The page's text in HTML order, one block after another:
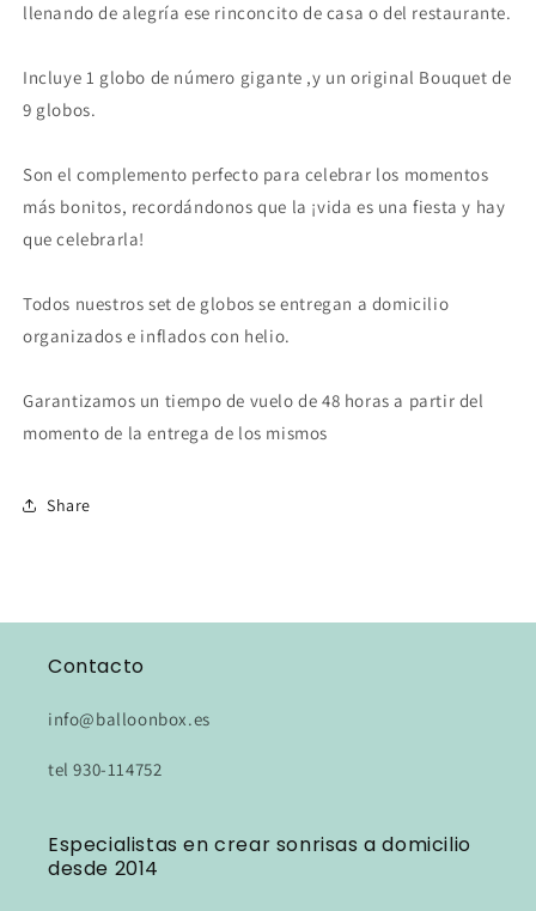
llenando de alegría ese rinconcito de casa o del restaurante.
Incluye 1 globo de número gigante ,y un original Bouquet de
9 globos.
Son el complemento perfecto para celebrar los momentos
más bonitos, recordándonos que la ¡vida es una fiesta y hay
que celebrarla!
Todos nuestros set de globos se entregan a domicilio
organizados e inflados con helio.
Garantizamos un tiempo de vuelo de 48 horas a partir del
momento de la entrega de los mismos
Share
Contacto
info@balloonbox.es
tel 930-114752
Especialistas en crear sonrisas a domicilio
desde 2014